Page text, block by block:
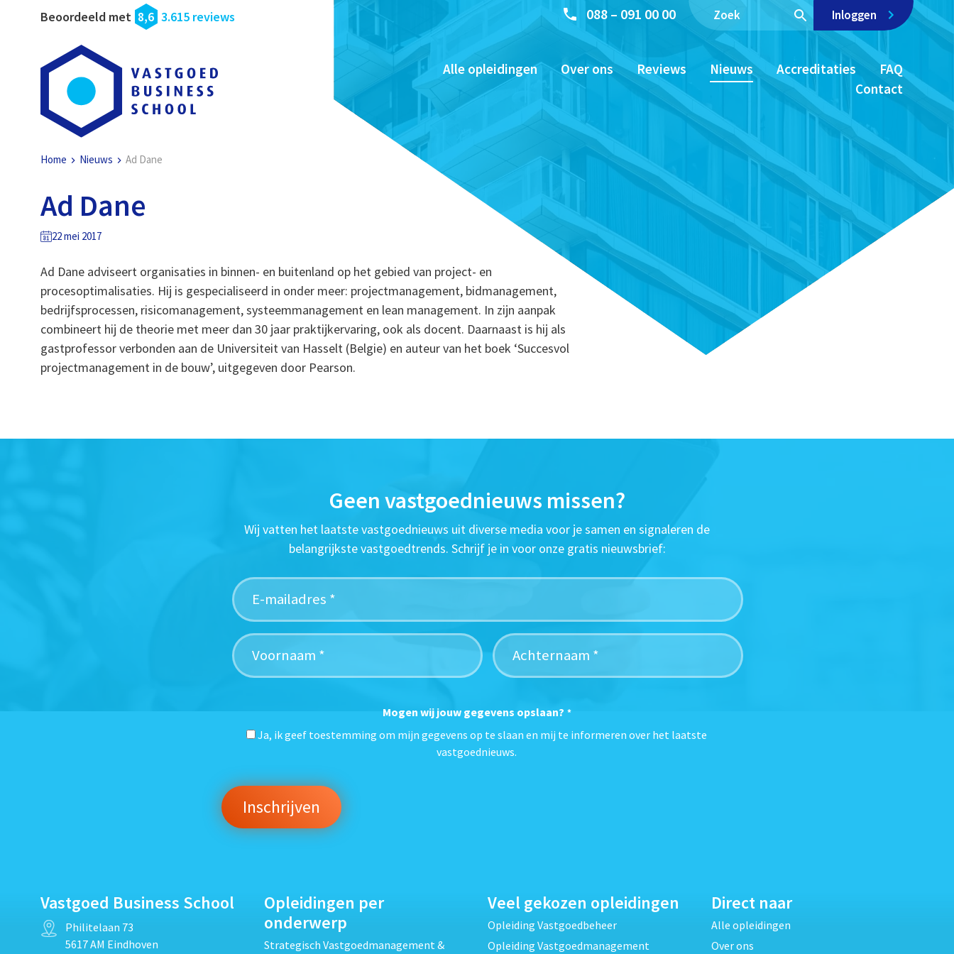
Beoordeeld met 8,6 3.615 reviews 088 – 091 00 00 Inloggen
Alle opleidingen Over ons Reviews Nieuws Accreditaties
FAQ
Contact
Home Nieuws Ad Dane
Ad Dane
22 mei 2017
Ad Dane adviseert organisaties in binnen- en buitenland op het gebied van project- en
procesoptimalisaties. Hij is gespecialiseerd in onder meer: projectmanagement, bidmanagement,
bedrijfsprocessen, risicomanagement, systeemmanagement en lean management. In zijn aanpak
combineert hij de theorie met meer dan 30 jaar praktijkervaring, ook als docent. Daarnaast is hij als
gastprofessor verbonden aan de Universiteit van Hasselt (Belgie) en auteur van het boek ‘Succesvol
projectmanagement in de bouw’, uitgegeven door Pearson.
Geen vastgoednieuws missen?
Wij vatten het laatste vastgoednieuws uit diverse media voor je samen en signaleren de
belangrijkste vastgoedtrends. Schrijf je in voor onze gratis nieuwsbrief:
Mogen wij jouw gegevens opslaan? *
Ja, ik geef toestemming om mijn gegevens op te slaan en mij te informeren over het laatste
vastgoednieuws.
Vastgoed Business School
Philitelaan 73
5617 AM Eindhoven
Opleidingen per
onderwerp
Strategisch Vastgoedmanagement &
Veel gekozen opleidingen
Opleiding Vastgoedbeheer
Opleiding Vastgoedmanagement
Direct naar
Alle opleidingen
Over ons